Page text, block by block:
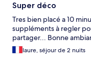
Super déco
Tres bien placé a 10
suppléments à regler
partager... Bonne
laure, séjour de 2 nuits